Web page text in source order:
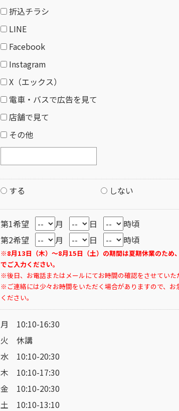
折込チラシ
LINE
Facebook
Instagram
X（エックス）
電車・バスで広告を見て
店舗で見て
その他
する しない
第1希望 月 日
時頃
第2希望
月 日 時頃
※8月13日（木）～8月15日（土）の期間は夏期休業のため
でご入力ください。
※後日、お電話またはメールにてお時間の確認をさせていた
※ご連絡には少々お時間をいただく場合がありますので、
ください。
月 10:10-16:30
火 休講
水 10:10-20:30
木 10:10-17:30
金 10:10-20:30
土 10:10-13:10